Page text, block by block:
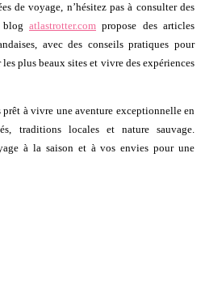
de voyage, n’hésitez pas à consulter des
blog atlastrotter.com propose des articles
avec des conseils pratiques pour
plus beaux sites et vivre des expériences
prêt à vivre une aventure exceptionnelle en
traditions locales et nature sauvage.
à la saison et à vos envies pour une